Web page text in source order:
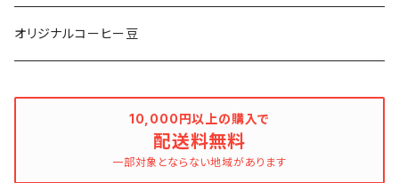
ミュージカル/音楽/ドキュメンタリー/コンピ
Grouper
Bill Callahan
Phoebe Bridgers
オリジナルコーヒー豆
10,000円以上の購入で
配送料無料
一部対象とならない地域があります